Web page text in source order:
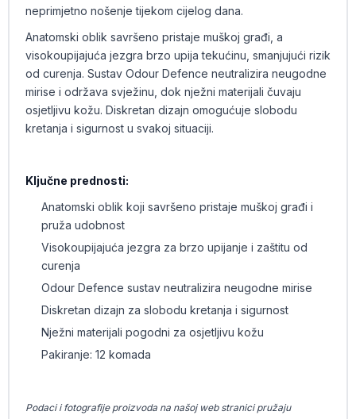
neprimjetno nošenje tijekom cijelog dana.
Anatomski oblik savršeno pristaje muškoj građi, a
visokoupijajuća jezgra brzo upija tekućinu, smanjujući rizik
od curenja. Sustav Odour Defence neutralizira neugodne
mirise i održava svježinu, dok nježni materijali čuvaju
osjetljivu kožu. Diskretan dizajn omogućuje slobodu
kretanja i sigurnost u svakoj situaciji.
Ključne prednosti:
Anatomski oblik koji savršeno pristaje muškoj građi i
pruža udobnost
Visokoupijajuća jezgra za brzo upijanje i zaštitu od
curenja
Odour Defence sustav neutralizira neugodne mirise
Diskretan dizajn za slobodu kretanja i sigurnost
Nježni materijali pogodni za osjetljivu kožu
Pakiranje: 12 komada
Podaci i fotografije proizvoda na našoj web stranici pružaju